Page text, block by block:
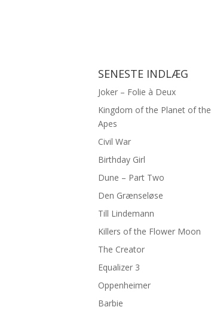
SENESTE INDLÆG
Joker – Folie à Deux
Kingdom of the Planet of the
Apes
Civil War
Birthday Girl
Dune – Part Two
Den Grænseløse
Till Lindemann
Killers of the Flower Moon
The Creator
Equalizer 3
Oppenheimer
Barbie